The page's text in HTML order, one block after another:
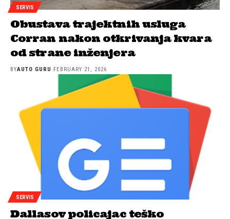
SERVIS
Obustava trajektnih usluga
Corran nakon otkrivanja kvara
od strane inženjera
BYAUTO GURU FEBRUARY 21, 2026
SERVIS
Dallasov policajac teško